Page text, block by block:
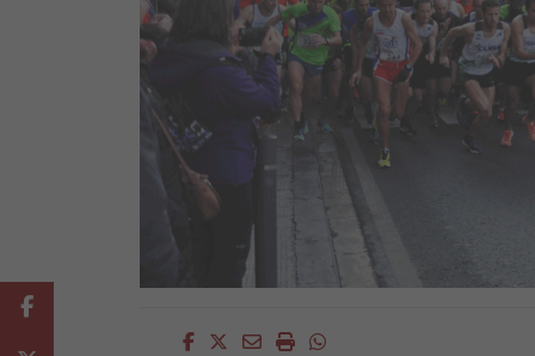
Facebook
Twitter
EmailImprimirWhatsapp
Facebook